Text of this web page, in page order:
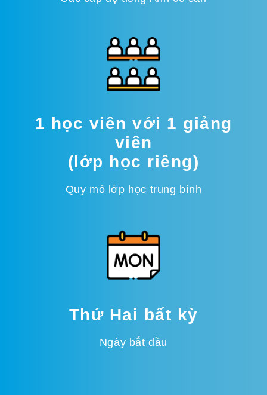
1 học viên với 1 giảng
viên
(lớp học riêng)
Quy mô lớp học trung bình
Thứ Hai bất kỳ
Ngày bắt đầu